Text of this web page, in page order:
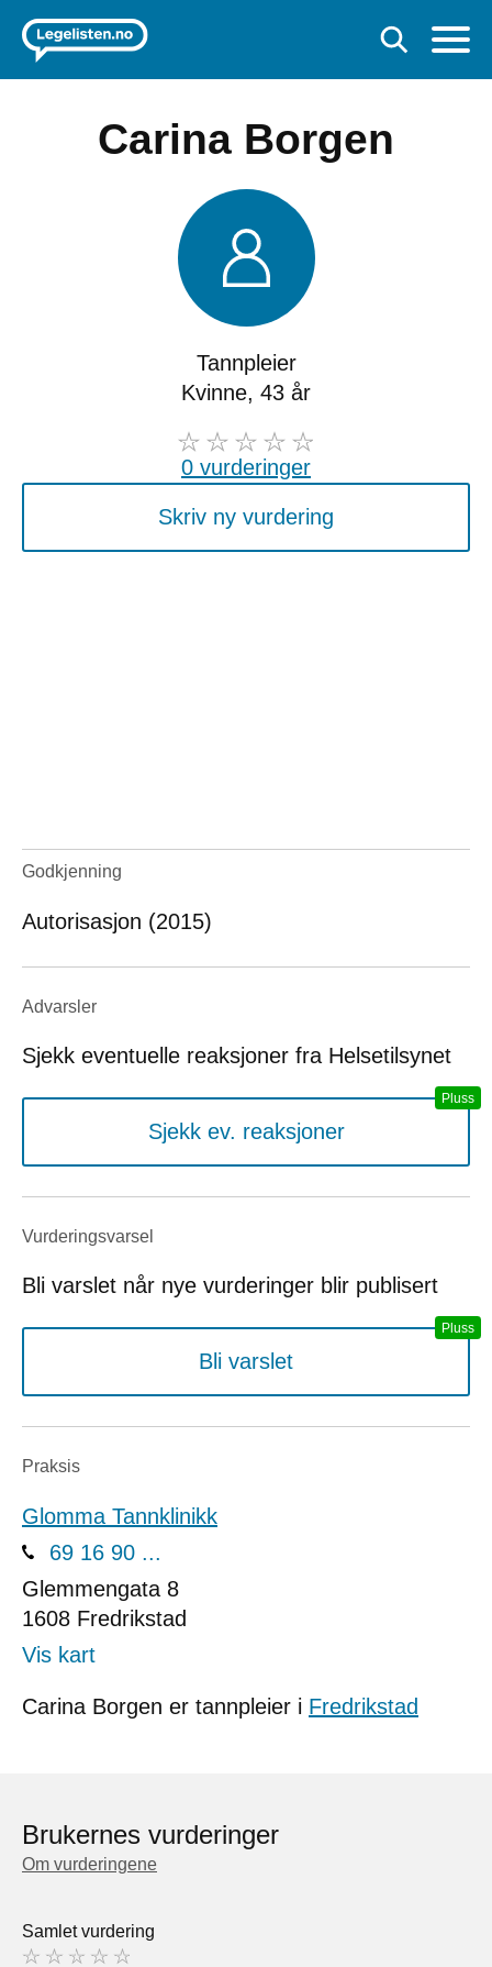
Carina Borgen
Tannpleier
Kvinne, 43 år
0 vurderinger
Skriv ny vurdering
Godkjenning
Autorisasjon (2015)
Advarsler
Sjekk eventuelle reaksjoner fra Helsetilsynet
Sjekk ev. reaksjoner
Vurderings­varsel
Bli varslet når nye vurderinger blir publisert
Bli varslet
Praksis
Glomma Tannklinikk
69 16 90 ...
Glemmengata 8
1608 Fredrikstad
Vis kart
Carina Borgen er tannpleier i Fredrikstad
Brukernes vurderinger
Om vurderingene
Samlet vurdering